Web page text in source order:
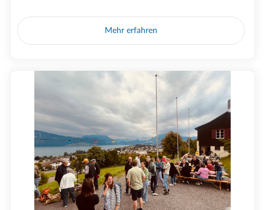
Mehr erfahren